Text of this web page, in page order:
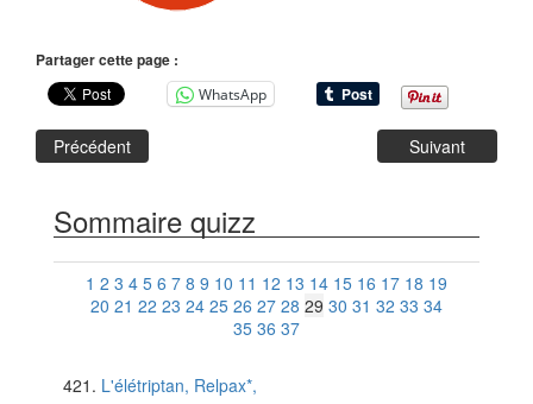
Partager cette page :
WhatsApp
Précédent Suivant
Sommaire quizz
1 2 3 4 5 6 7 8 9 10 11 12 13 14 15 16 17 18 19
20 21 22 23 24 25 26 27 28 29 30 31 32 33 34
35 36 37
L'élétriptan, Relpax*,